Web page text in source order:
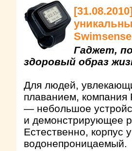
Гаджет,
здоровый образ
Для людей,
плаванием, компания
— небольшое
и демонстрирующее
Естественно, корпус
водонепроницаемый.